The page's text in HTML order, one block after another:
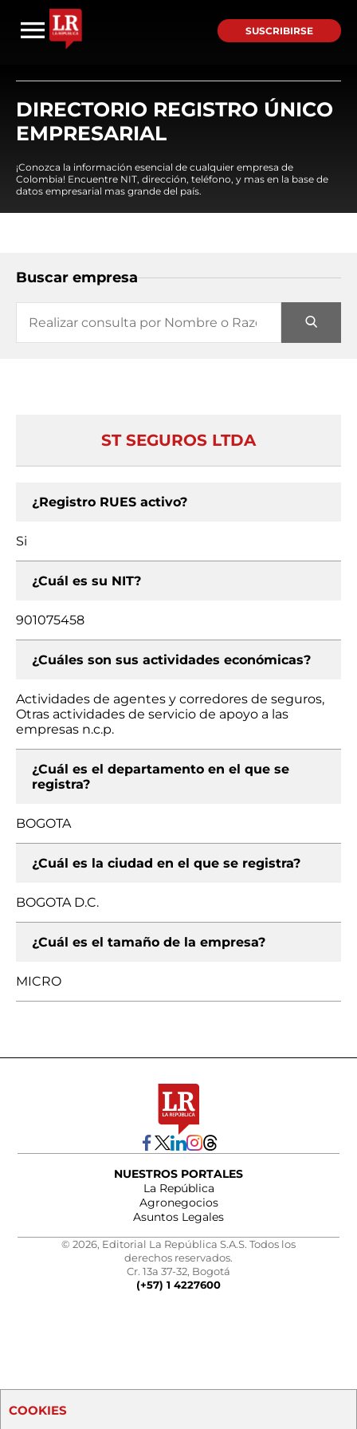
SUSCRIBIRSE
DIRECTORIO REGISTRO ÚNICO
EMPRESARIAL
¡Conozca la información esencial de cualquier empresa de
Colombia! Encuentre NIT, dirección, teléfono, y mas en la base de
datos empresarial mas grande del país.
Buscar empresa
ST SEGUROS LTDA
¿Registro RUES activo?
Si
¿Cuál es su NIT?
901075458
¿Cuáles son sus actividades económicas?
Actividades de agentes y corredores de seguros,
Otras actividades de servicio de apoyo a las
empresas n.c.p.
¿Cuál es el departamento en el que se
registra?
BOGOTA
¿Cuál es la ciudad en el que se registra?
BOGOTA D.C.
¿Cuál es el tamaño de la empresa?
MICRO
NUESTROS PORTALES
La República
Agronegocios
Asuntos Legales
© 2026, Editorial La República S.A.S. Todos los
derechos reservados.
Cr. 13a 37-32, Bogotá
(+57) 1 4227600
COOKIES